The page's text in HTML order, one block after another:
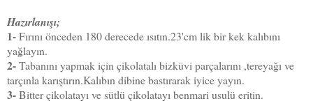
Hazırlanışı;
1-Fırını önceden 180 derecede ısıtın.23'cm lik bir kek kalıbını
yağlayın.
2-Tabanını yapmak için çikolatalı bizküvi parçalarını ,tereyağı ve
tarçınla karıştırın.Kalıbın dibine bastırarak iyice yayın.
3-Bitter çikolatayı ve sütlü çikolatayı benmari usulü eritin.